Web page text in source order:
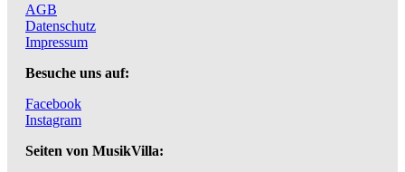
AGB
Datenschutz
Impressum
Besuche uns auf:
Facebook
Instagram
Seiten von MusikVilla: